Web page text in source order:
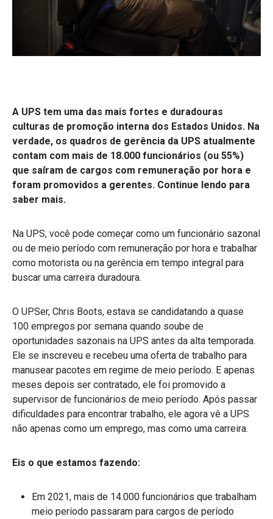
A UPS tem uma das mais fortes e duradouras
culturas de promoção interna dos Estados Unidos. Na
verdade, os quadros de gerência da UPS atualmente
contam com mais de 18.000 funcionários (ou 55%)
que saíram de cargos com remuneração por hora e
foram promovidos a gerentes. Continue lendo para
saber mais.
Na UPS, você pode começar como um funcionário sazonal
ou de meio período com remuneração por hora e trabalhar
como motorista ou na gerência em tempo integral para
buscar uma carreira duradoura.
O UPSer, Chris Boots, estava se candidatando a quase
100 empregos por semana quando soube de
oportunidades sazonais na UPS antes da alta temporada.
Ele se inscreveu e recebeu uma oferta de trabalho para
manusear pacotes em regime de meio período. E apenas
meses depois ser contratado, ele foi promovido a
supervisor de funcionários de meio período. Após passar
dificuldades para encontrar trabalho, ele agora vê a UPS
não apenas como um emprego, mas como uma carreira.
Eis o que estamos fazendo:
Em 2021, mais de 14.000 funcionários que trabalham
meio período passaram para cargos de período